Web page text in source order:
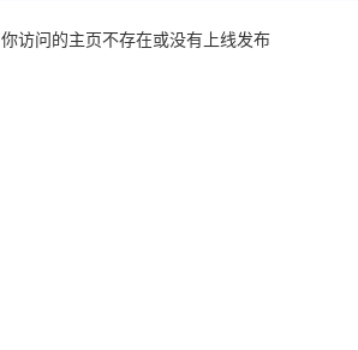
你访问的主页不存在或没有上线发布